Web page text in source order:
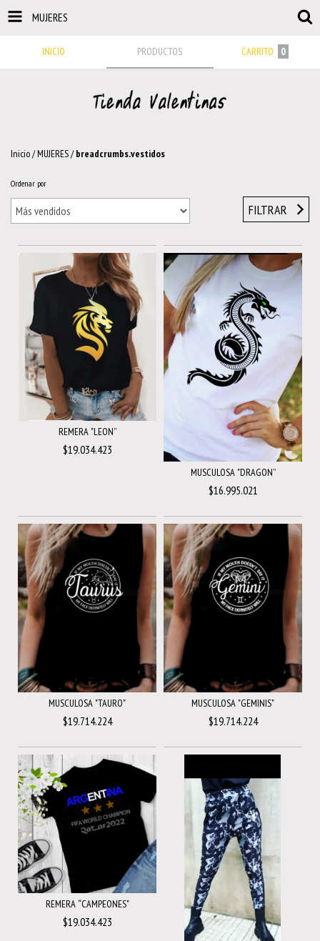
MUJERES
INICIO PRODUCTOS CARRITO 0
Inicio/MUJERES/ breadcrumbs.vestidos
Ordenar por
FILTRAR
REMERA "LEON”
$19.034.423
MUSCULOSA "DRAGON”
$16.995.021
MUSCULOSA "TAURO"
$19.714.224
MUSCULOSA "GEMINIS"
$19.714.224
REMERA “CAMPEONES"
$19.034.423